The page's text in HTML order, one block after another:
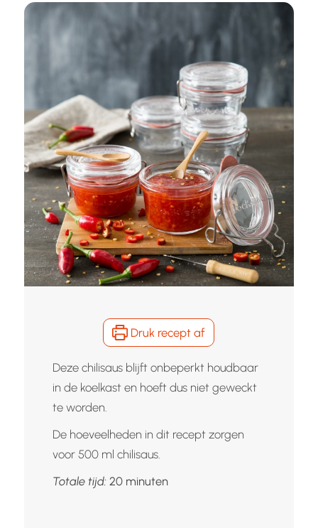
Druk recept af
Deze chilisaus blijft onbeperkt houdbaar
in de koelkast en hoeft dus niet geweckt
te worden.
De hoeveelheden in dit recept zorgen
voor 500 ml chilisaus.
Totale tijd: 20minuten
minuten